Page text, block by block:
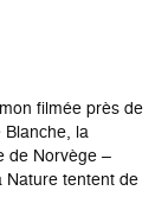
filmée près de
Blanche, la
de Norvège –
Nature tentent de